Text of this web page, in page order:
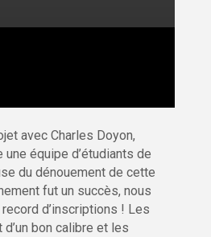
avec Charles Doyon,
équipe d’étudiants de
du dénouement de cette
fut un succès, nous
d’inscriptions ! Les
bon calibre et les